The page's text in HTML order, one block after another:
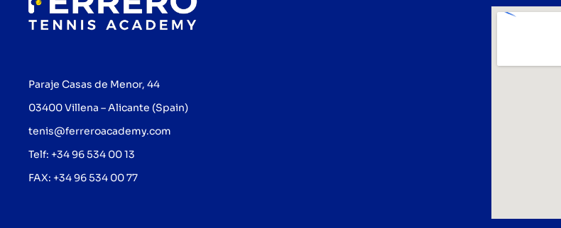
Paraje Casas de Menor, 44
03400 Villena – Alicante (Spain)
tenis@ferreroacademy.com
Telf: +34 96 534 00 13
FAX: +34 96 534 00 77